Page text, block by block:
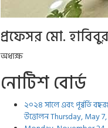
প্রফেসর মো.
অধ্যক্ষ
নোটিশ বোর্ড
২০২৪ সালে এবং পূর্ব্বর্তি
উত্তোলনThursday, May